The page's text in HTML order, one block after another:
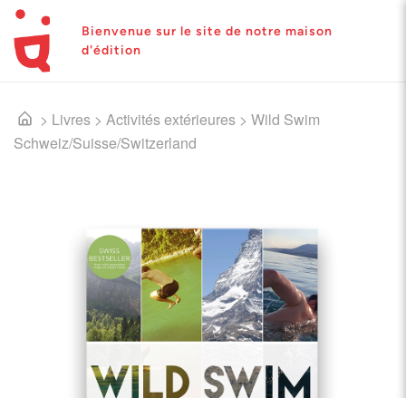
Bienvenue sur le site de notre maison
d'édition
> Livres > Activités extérieures > Wild Swim
Schweiz/Suisse/Switzerland